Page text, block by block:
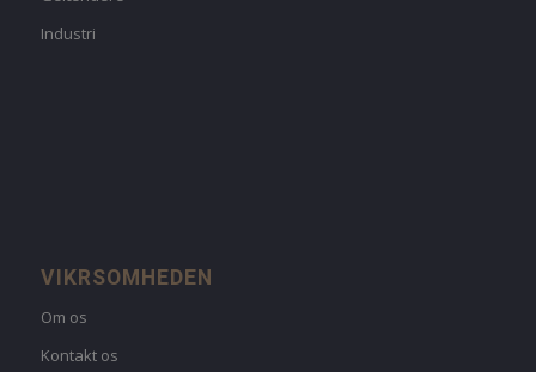
Industri
VIKRSOMHEDEN
Om os
Kontakt os